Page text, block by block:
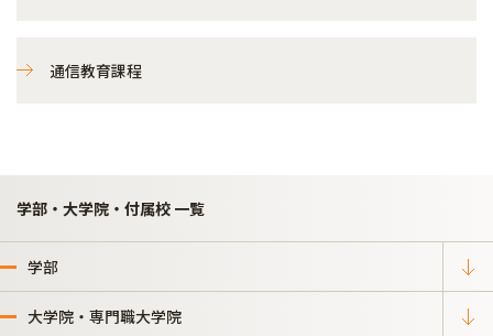
通信教育課程
学部・大学院・付属校 一覧
学部
大学院・専門職大学院